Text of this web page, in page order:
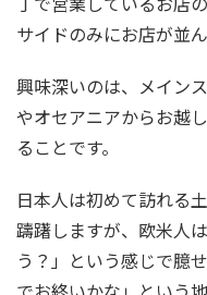
サイドのみにお店が並ん
興味深いのは、メイン
やオセアニアからお越
ることです。
日本人は初めて訪れる
躊躇しますが、欧米人
う？」という感じで臆